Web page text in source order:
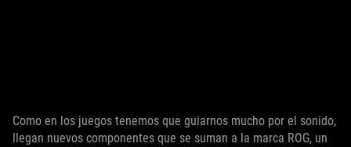
Como en los juegos tenemos que guiarnos mucho por el sonido,
llegan nuevos componentes que se suman a la marca ROG, un